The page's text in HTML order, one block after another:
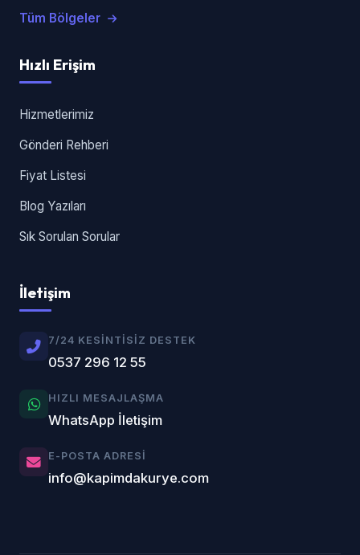
Tüm Bölgeler
Hızlı Erişim
Hizmetlerimiz
Gönderi Rehberi
Fiyat Listesi
Blog Yazıları
Sık Sorulan Sorular
İletişim
7/24 KESINTISIZ DESTEK
0537 296 12 55
HIZLI MESAJLAŞMA
WhatsApp İletişim
E-POSTA ADRESI
info@kapimdakurye.com